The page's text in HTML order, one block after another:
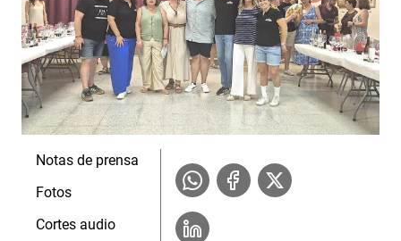
Notas de prensa
Fotos
Cortes audio